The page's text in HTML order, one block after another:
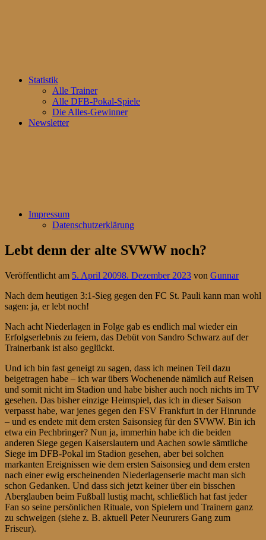
Statistik
Alle Trainer
Alle DFB-Pokal-Spiele
Die Alles-Gewinner
Newsletter
Impressum
Datenschutzerklärung
Lebt denn der alte SVWW noch?
Veröffentlicht am 5. April 20098. Dezember 2023 von Gunnar
Nach dem heutigen 3:1-Sieg gegen den FC St. Pauli kann man wohl
sagen: ja, er lebt noch!
Nach acht Niederlagen in Folge gab es endlich mal wieder ein
Erfolgserlebnis zu feiern, das Debüt von Sandro Schwarz auf der
Trainerbank ist also geglückt.
Und ich bin fast geneigt zu sagen, dass ich meinen Teil dazu
beigetragen habe – ich war übers Wochenende nämlich auf Reisen
und somit nicht im Stadion und habe bisher auch noch nichts im TV
gesehen. Das bisher einzige Heimspiel, das ich in dieser Saison
verpasst habe, war jenes gegen den FSV Frankfurt in der Hinrunde
– und es endete mit dem ersten Saisonsieg für den SVWW. Bin ich
etwa ein Pechbringer? Nun ja, immerhin habe ich die beiden
anderen Siege gegen Kaiserslautern und Aachen sowie sämtliche
Siege im DFB-Pokal im Stadion gesehen, aber bei solchen
markanten Ereignissen wie dem ersten Saisonsieg und dem ersten
nach einer ewig erscheinenden Niederlagenserie macht man sich
schon Gedanken. Und dass sich jetzt keiner über ein bisschen
Aberglauben beim Fußball lustig macht, schließlich hat fast jeder
Fan so seine persönlichen Rituale, von Spielern und Trainern ganz
zu schweigen (siehe z. B. aktuell Peter Neururers Gang zum
Friseur).